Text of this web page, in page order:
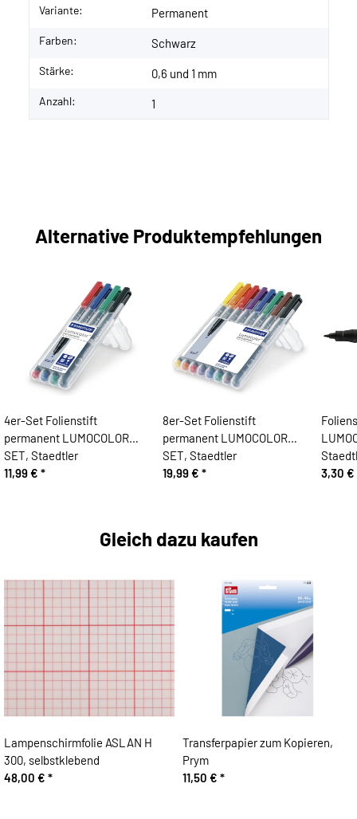
Variante: Permanent
Farben: Schwarz
Stärke: 0,6 und 1 mm
Anzahl: 1
Alternative Produktempfehlungen
4er-Set Folienstift
permanent LUMOCOLOR
SET, Staedtler
11,99 € *
8er-Set Folienstift
permanent LUMOCOLOR
SET, Staedtler
19,99 € *
3,30 €
Gleich dazu kaufen
Lampenschirmfolie ASLAN H
300, selbstklebend
48,00 € *
Transferpapier zum Kopieren,
Prym
11,50 € *